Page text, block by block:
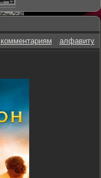
комментариям алфавиту